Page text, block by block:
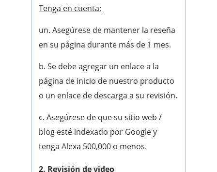
Tenga en cuenta:
un. Asegúrese de mantener la reseña
en su página durante más de 1 mes.
b. Se debe agregar un enlace a la
página de inicio de nuestro producto
o un enlace de descarga a su revisión.
c. Asegúrese de que su sitio web /
blog esté indexado por Google y
tenga Alexa 500,000 o menos.
2. Revisión de video